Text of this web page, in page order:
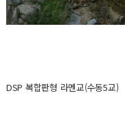
DSP 복합판형 라멘교(수동5교)